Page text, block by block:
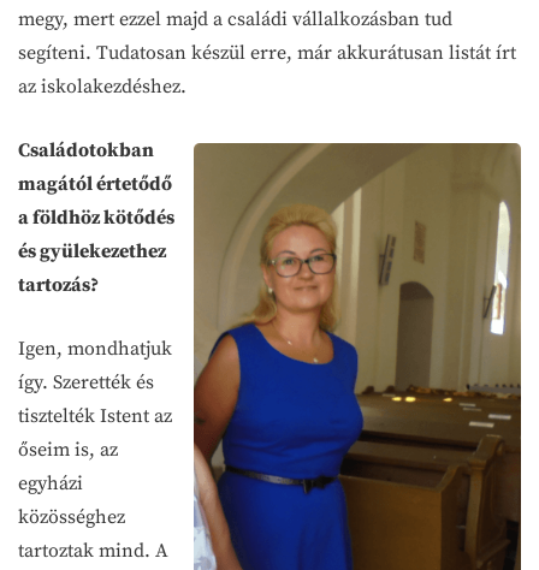
megy, mert ezzel majd a családi vállalkozásban tud
segíteni. Tudatosan készül erre, már akkurátusan listát írt
az iskolakezdéshez.
Családotokban
magától értetődő
a földhöz kötődés
és gyülekezethez
tartozás?
Igen, mondhatjuk
így. Szerették és
tisztelték Istent az
őseim is, az
egyházi
közösséghez
tartoztak mind. A